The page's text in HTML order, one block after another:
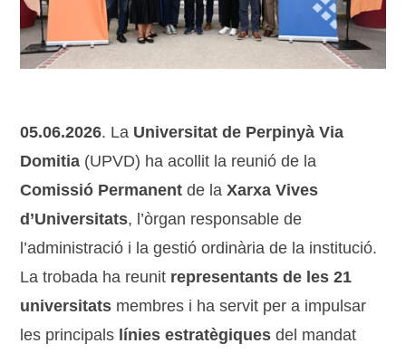
05.06.2026. La Universitat de Perpinyà Via
Domitia (UPVD) ha acollit la reunió de la
Comissió Permanent de laXarxa Vives
d’Universitats, l’òrgan responsable de
l’administració i la gestió ordinària de la institució.
La trobada ha reunit representants de les 21
universitats membres i ha servit per a impulsar
les principals línies estratègiques del mandat